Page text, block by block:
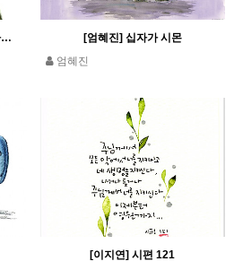
[엄혜진] 끌려가는 예수님을 바라보는 베드로
[엄혜진] 십자가 시몬
엄혜진
[이지연] 시편 121